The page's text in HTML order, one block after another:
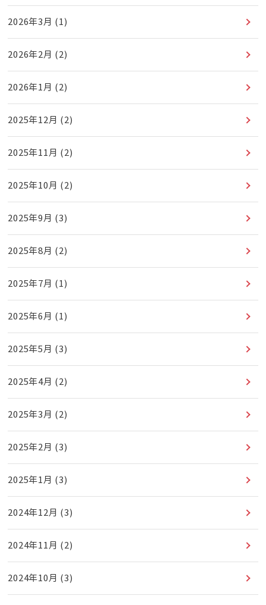
2026年3月 (1)
2026年2月 (2)
2026年1月 (2)
2025年12月 (2)
2025年11月 (2)
2025年10月 (2)
2025年9月 (3)
2025年8月 (2)
2025年7月 (1)
2025年6月 (1)
2025年5月 (3)
2025年4月 (2)
2025年3月 (2)
2025年2月 (3)
2025年1月 (3)
2024年12月 (3)
2024年11月 (2)
2024年10月 (3)